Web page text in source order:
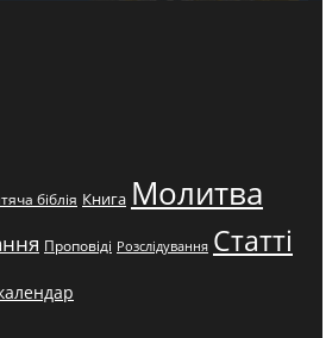
біблія Книга Молитва
Проповіді Розслідування Статті